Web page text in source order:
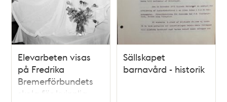
Elevarbeten visas
på Fredrika
Bremerförbundets
skola för kvinnlig
Sällskapet
barnavård - historik